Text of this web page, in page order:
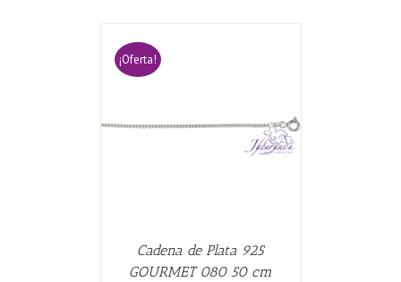
¡Oferta!
Cadena de Plata 925
GOURMET 080 50 cm